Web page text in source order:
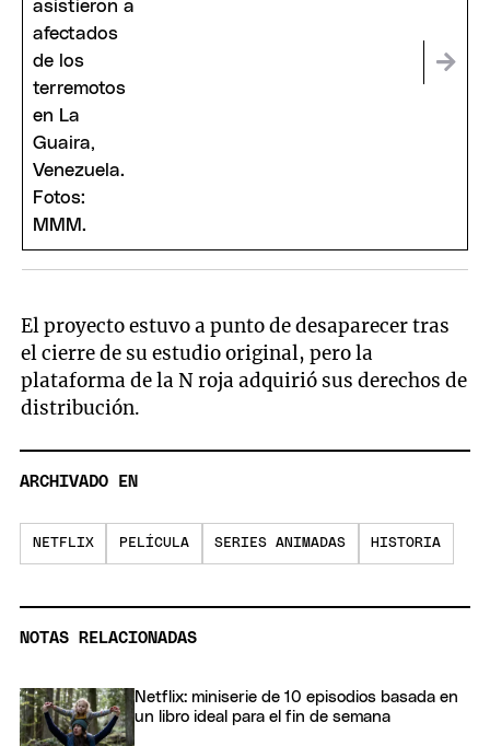
El proyecto estuvo a punto de desaparecer tras
el cierre de su estudio original, pero la
plataforma de la N roja adquirió sus derechos de
distribución.
ARCHIVADO EN
NETFLIX PELÍCULA SERIES ANIMADAS HISTORIA
NOTAS RELACIONADAS
Netflix: miniserie de 10 episodios basada en
un libro ideal para el fin de semana